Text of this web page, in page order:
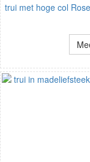
trui met hoge col